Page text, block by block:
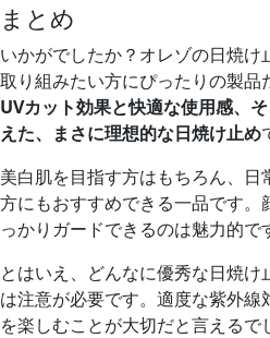
まとめ
いかがでしたか？オレゾの日焼
取り組みたい方にぴったりの製品
UVカット効果と快適な使用感、
えた、まさに理想的な日焼け止め
美白肌を目指す方はもちろん、
方にもおすすめできる一品です。
っかりガードできるのは魅力的で
とはいえ、どんなに優秀な日焼
は注意が必要です。適度な紫外
を楽しむことが大切だと言えるで